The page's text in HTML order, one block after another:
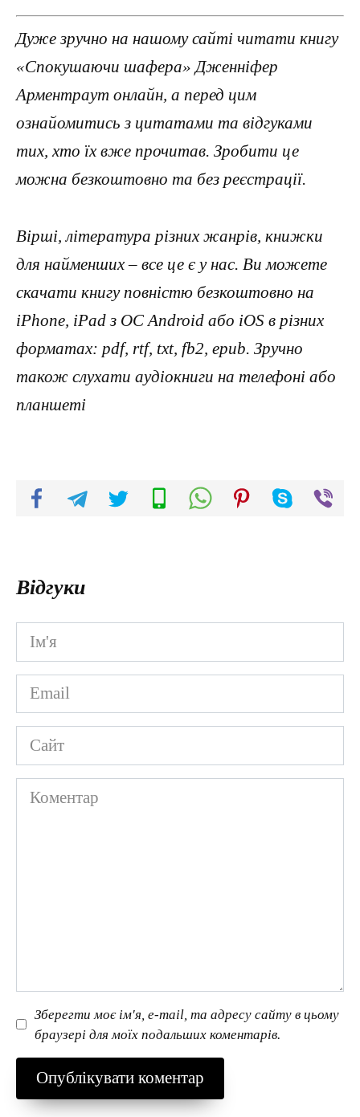
Дуже зручно на нашому сайті читати книгу
«Спокушаючи шафера» Дженніфер
Арментраут онлайн, а перед цим
ознайомитись з цитатами та відгуками
тих, хто їх вже прочитав. Зробити це
можна безкоштовно та без реєстрації.
Вірші, література різних жанрів, книжки
для найменших – все це є у нас. Ви можете
скачати книгу повністю безкоштовно на
iPhone, iPad з ОС Android або iOS в різних
форматах: pdf, rtf, txt, fb2, epub. Зручно
також слухати аудіокниги на телефоні або
планшеті
Відгуки
Ім'я
*
Email
*
Сайт
Коментар
Зберегти моє ім'я, e-mail, та адресу сайту в цьому
браузері для моїх подальших коментарів.